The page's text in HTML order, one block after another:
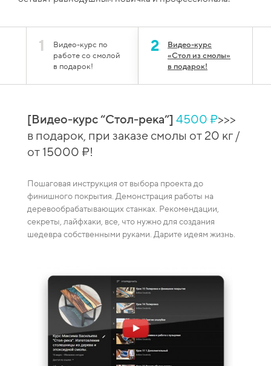
1
Видео-курс по
работе со смолой
в подарок!
2
Видео-курс
«Стол из смолы»
в подарок!
[Видео-курс “Стол-река”] 4500 ₽>>>
в подарок, при заказе смолы от 20 кг /
от 15000 ₽!
Пошаговая инструкция от выбора проекта до
финишного покрытия. Демонстрация работы на
деревообрабатывающих станках. Рекомендации,
секреты, лайфхаки, все, что нужно для создания
шедевра собственными руками. Дарите идеям жизнь.